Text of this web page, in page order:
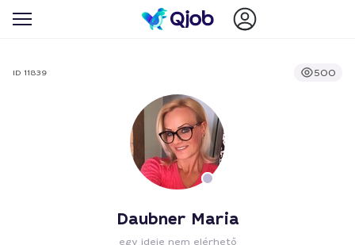
ID 11839 500
Daubner Maria
egy ideje nem elérhető